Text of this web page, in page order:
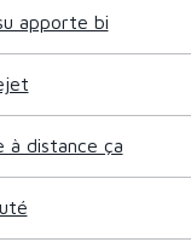
apporte bi
à distance ça